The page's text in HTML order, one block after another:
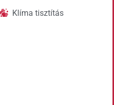
Klíma tisztítás